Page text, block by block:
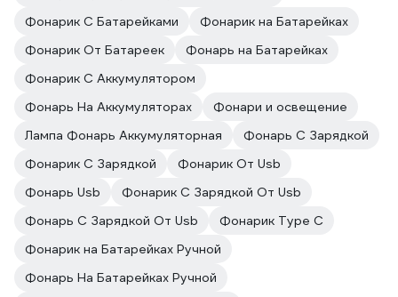
Фонарик С Батарейками
Фонарик на Батарейках
Фонарик От Батареек
Фонарь на Батарейках
Фонарик С Аккумулятором
Фонарь На Аккумуляторах
Фонари и освещение
Лампа Фонарь Аккумуляторная
Фонарь С Зарядкой
Фонарик С Зарядкой
Фонарик От Usb
Фонарь Usb
Фонарик С Зарядкой От Usb
Фонарь С Зарядкой От Usb
Фонарик Type C
Фонарик на Батарейках Ручной
Фонарь На Батарейках Ручной